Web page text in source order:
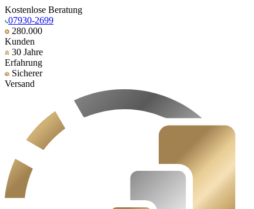
Kostenlose Beratung
07930-2699
280.000
Kunden
30 Jahre
Erfahrung
Sicherer
Versand